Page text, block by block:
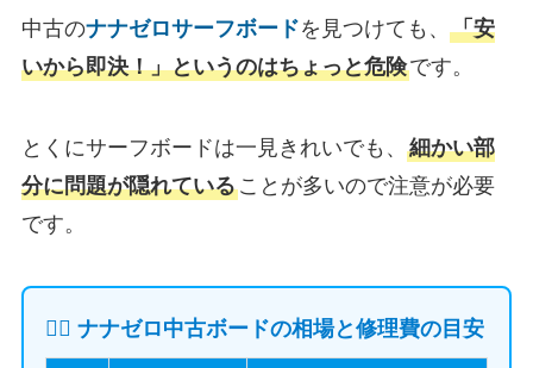
中古のナナゼロサーフボードを見つけても、 「安
いから即決！」というのはちょっと危険です。
とくにサーフボードは一見きれいでも、 細かい部
分に問題が隠れていることが多いので注意が必要
です。
🏄‍♂️ ナナゼロ中古ボードの相場と修理費の目安